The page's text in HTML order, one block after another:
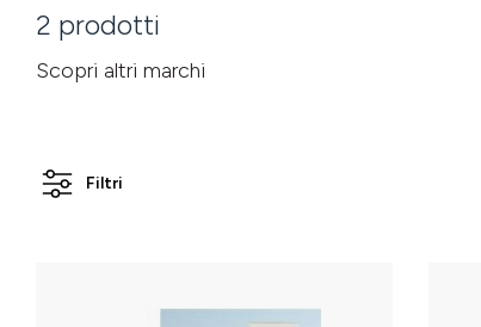
2 prodotti
Scopri altri marchi
Filtri